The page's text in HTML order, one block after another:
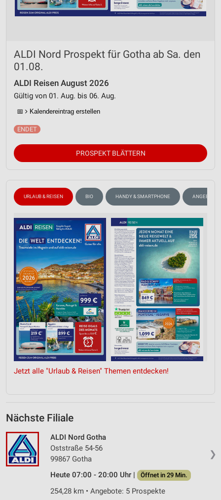
ALDI Nord Prospekt für Gotha ab Sa. den
01.08.
ALDI Reisen August 2026
Gültig von 01. Aug. bis 06. Aug.
📅 Kalendereintrag erstellen
PROSPEKT BLÄTTERN
URLAUB & REISEN BIO HANDY & SMARTPHONE ANGEBOTE
Jetzt alle "Urlaub & Reisen" Themen entdecken!
Nächste Filiale
❯
ALDI Nord Gotha
Oststraße 54-56
99867 Gotha
Heute 07:00 - 20:00 Uhr |
Öffnet in 29 Min.
254,28 km • Angebote: 5 Prospekte